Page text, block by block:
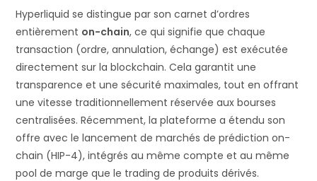
Hyperliquid se distingue par son carnet d’ordres
entièrement on-chain, ce qui signifie que chaque
transaction (ordre, annulation, échange) est exécutée
directement sur la blockchain. Cela garantit une
transparence et une sécurité maximales, tout en offrant
une vitesse traditionnellement réservée aux bourses
centralisées. Récemment, la plateforme a étendu son
offre avec le lancement de marchés de prédiction on-
chain (HIP-4), intégrés au même compte et au même
pool de marge que le trading de produits dérivés.